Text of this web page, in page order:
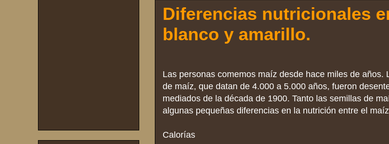
Diferencias nutricionales
blanco y amarillo.
Las personas comemos maíz desde hace miles de años.
de maíz, que datan de 4.000 a 5.000 años, fueron
mediados de la década de 1900. Tanto las semillas de
algunas pequeñas diferencias en la nutrición entre el
Calorías